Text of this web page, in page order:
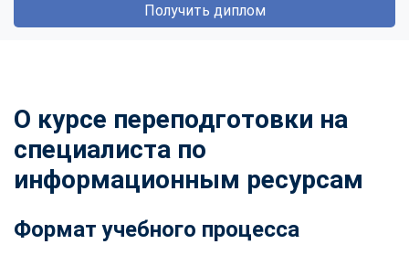
Получить диплом
О курсе переподготовки на
специалиста по
информационным ресурсам
Формат учебного процесса